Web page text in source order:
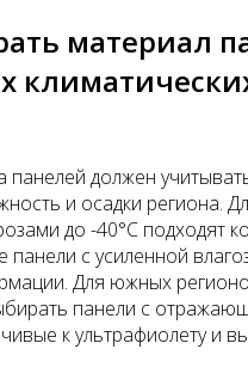
материал
должен
и осадки региона.
до -40°C подходят
с усиленной
Для южных
панели с
к ультрафиолету и